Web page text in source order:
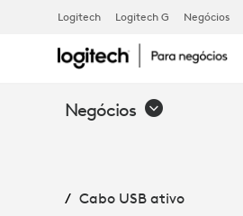
CABO
USB
ATIVO
Logitech Logitech G Negócios
Negócios
Cabo USB ativo